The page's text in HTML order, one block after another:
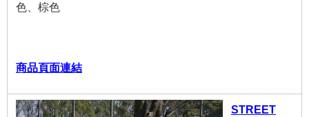
色、棕色
商品頁面連結
STREET